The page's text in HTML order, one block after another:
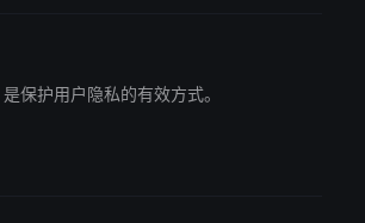
保护用户隐私的有效方式。